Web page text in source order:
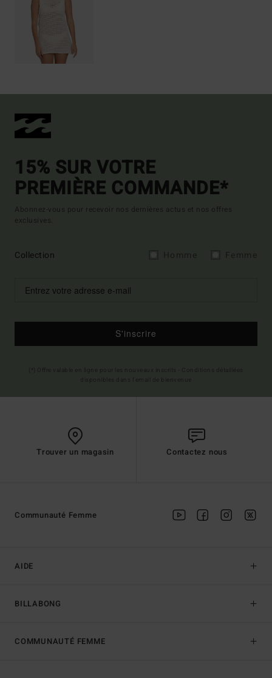
15% SUR VOTRE
PREMIÈRE COMMANDE*
Abonnez-vous pour recevoir nos dernières actus et nos offres
exclusives.
Collection
S'inscrire
Trouver un magasin Contactez nous
AIDE
BILLABONG
Communauté Femme
COMMUNAUTÉ FEMME